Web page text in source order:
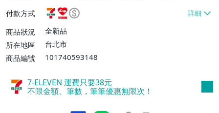
或消費滿$1298免運費】、7-ELEVEN取貨
不付款【免運費】、萊爾富取貨付款【單件
運費$60、滿5件或消費滿$1298免運
費】、宅配/貨運【單件運費$120、滿5件
付款方式
商品狀況
全新品
所在地區
台北市
商品編號
101740593148
7-ELEVEN 運費只要38元
不限金額、筆數，筆筆優惠無限次！